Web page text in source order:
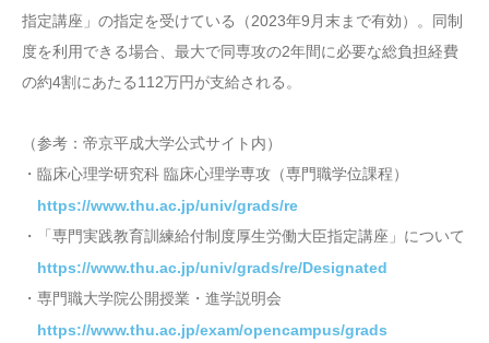
指定講座」の指定を受けている（2023年9月末まで有効）。同制
度を利用できる場合、最大で同専攻の2年間に必要な総負担経費
の約4割にあたる112万円が支給される。
（参考：帝京平成大学公式サイト内）
・臨床心理学研究科 臨床心理学専攻（専門職学位課程）
https://www.thu.ac.jp/univ/grads/re
・「専門実践教育訓練給付制度厚生労働大臣指定講座」について
https://www.thu.ac.jp/univ/grads/re/Designated
・専門職大学院公開授業・進学説明会
https://www.thu.ac.jp/exam/opencampus/grads